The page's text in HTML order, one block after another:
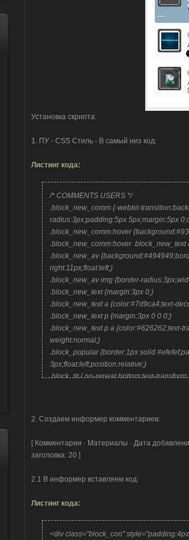
Установка скрипта:
1. ПУ - CSS Стиль - В самый низ код:
Листинг кода:
/* COMMENTS USERS */
.block_new_comm {-webkit-
radius:3px;padding:5px 5px;margin:5px
.block_new_comm:hover
.block_new_comm:hover .block_new_text
.block_new_av
right:11px;float:left;}
.block_new_av img {border-
.block_new_text {margin:3px 0;}
.block_new_text a {color:#7d9ca4;text-
.block_new_text p {margin:3px 0 0 0;}
.block_new_text p a {color:#626262;text-
weight:normal;}
.block_popular {border:1px solid
3px;float:left;position:relative;}
.block_tit { no-repeat bottom;text-
2. Создаем информер комментариев:
[ Комментарии · Материалы · Дата
заголовка: 20 ]
2.1 В информер вставляем код:
Листинг кода:
<div class="block_con"